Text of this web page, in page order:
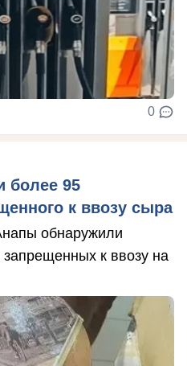
0
более 95
к ввозу сыра
обнаружили
к ввозу на